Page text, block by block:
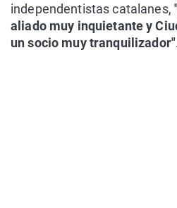
independentistas catalanes,
aliado muy inquietante y
un socio muy tranquilizador"